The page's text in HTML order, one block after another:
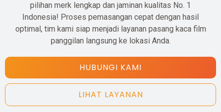
pilihan merk lengkap dan jaminan kualitas No. 1
Indonesia! Proses pemasangan cepat dengan hasil
optimal, tim kami siap menjadi layanan pasang kaca film
panggilan langsung ke lokasi Anda.
HUBUNGI KAMI
LIHAT LAYANAN